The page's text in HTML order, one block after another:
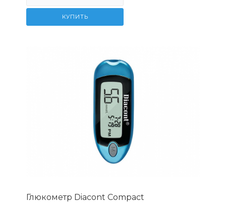
КУПИТЬ
Глюкометр Diacont Compact